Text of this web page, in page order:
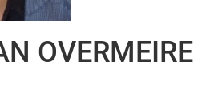
OVERMEIRE